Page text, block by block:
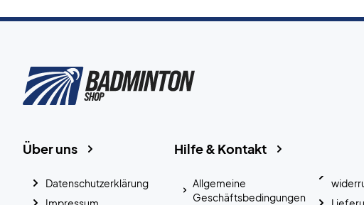
Hilfe & Kontakt
Allgemeine
Geschäftsbedingungen
Über uns
Datenschutzerklärung